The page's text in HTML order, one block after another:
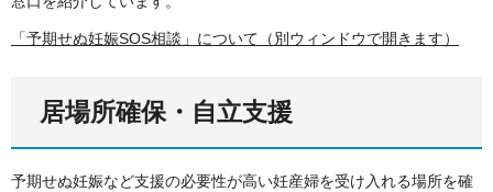
「予期せぬ妊娠SOS相談」について（別ウィンドウで開きます）
居場所確保・自立支援
予期せぬ妊娠など支援の必要性が高い妊産婦を受け入れる場所を確